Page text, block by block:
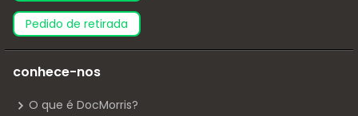
pedido de retirada
conhece-nos
O que é DocMorris?